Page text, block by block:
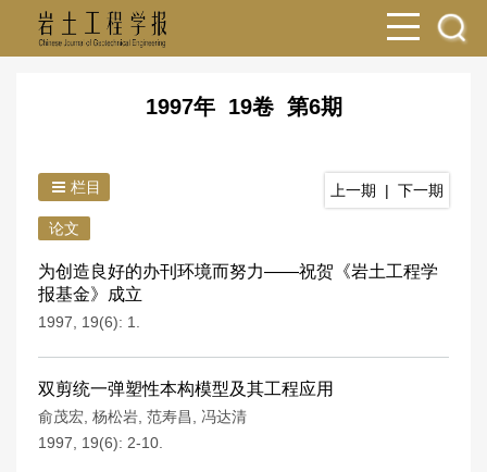
1997年 19卷 第6期
栏目 上一期 | 下一期
论文
为创造良好的办刊环境而努力——祝贺《岩土工程学
报基金》成立
1997, 19(6): 1.
双剪统一弹塑性本构模型及其工程应用
俞茂宏 杨松岩 范寿昌
冯达清
1997, 19(6): 2-10.